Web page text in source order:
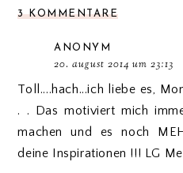
3 KOMMENTARE
ANONYM
20. august 2014 um 23:13
Toll....hach...ich liebe es,
. . Das motiviert mich
machen und es noch
deine Inspirationen !!! LG